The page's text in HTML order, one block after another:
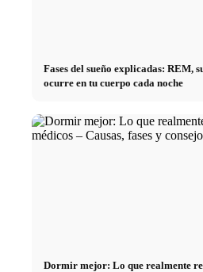
Fases del sueño explicadas: REM,
ocurre en tu cuerpo cada noche
Dormir mejor: Lo que realmente